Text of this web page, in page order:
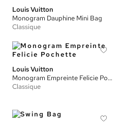
Louis Vuitton
Monogram Dauphine Mini Bag
Classique
Louis Vuitton
Monogram Empreinte Felicie Pochette
Classique